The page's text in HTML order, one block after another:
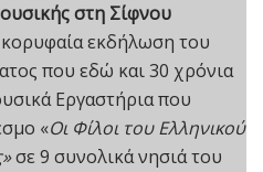
στη Σίφνου
κορυφαία εκδήλωση του
που εδώ και 30 χρόνια
Εργαστήρια που
«Οι Φίλοι του Ελληνικού
σε 9 συνολικά νησιά του